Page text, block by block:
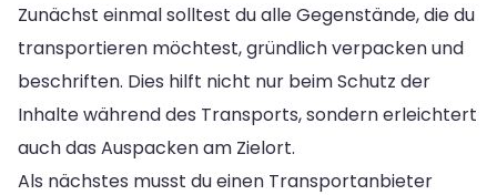
Zunächst einmal solltest du alle Gegenstände, die du
transportieren möchtest, gründlich verpacken und
beschriften. Dies hilft nicht nur beim Schutz der
Inhalte während des Transports, sondern erleichtert
auch das Auspacken am Zielort.
Als nächstes musst du einen Transportanbieter